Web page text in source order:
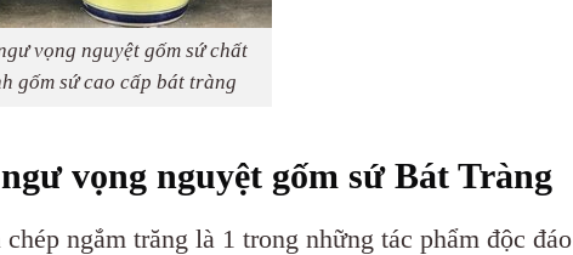
vọng nguyệt gốm sứ chất
gốm sứ cao cấp bát tràng
vọng nguyệt gốm sứ Bát Tràng
ngắm trăng là 1 trong những tác phẩm độc đáo